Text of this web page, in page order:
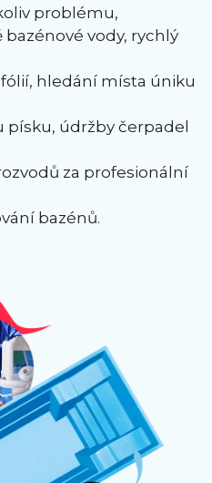
problému,
vody, rychlý
hledání místa úniku
písku, údržby čerpadel
za profesionální
bazénů.